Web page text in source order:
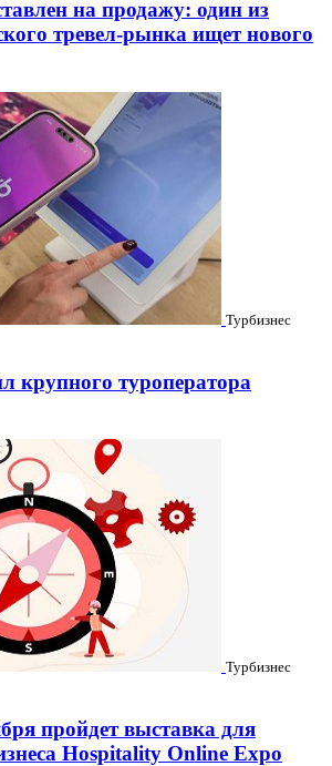
на продажу: один из
тревел-рынка ищет нового
Турбизнес
крупного туроператора
Турбизнес
пройдет выставка для
Hospitality Online Expo